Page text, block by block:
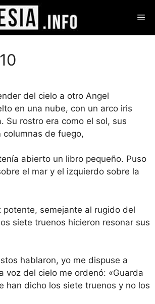
del cielo a otro Angel
en una nube, con un arco iris
Su rostro era como el sol, sus
columnas de fuego,
abierto un libro pequeño. Puso
el mar y el izquierdo sobre la
potente, semejante al rugido del
siete truenos hicieron resonar sus
hablaron, yo me dispuse a
voz del cielo me ordenó: «Guarda
han dicho los siete truenos y no los